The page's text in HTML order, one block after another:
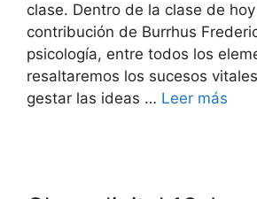
clase. Dentro de la clase de
contribución de Burrhus
psicología, entre todos los
resaltaremos los sucesos
gestar las ideas … Leer más